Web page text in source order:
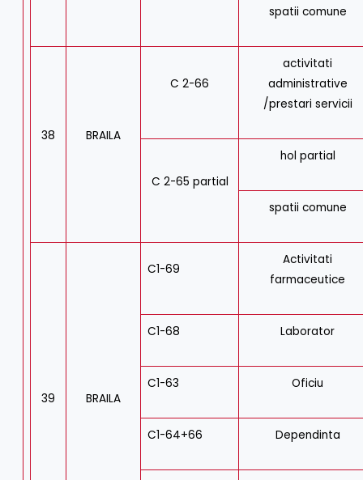
spatii comune
38 BRAILA
C 2-66
activitati
administrative
/prestari servicii
C 2-65 partial
hol partial
spatii comune
39 BRAILA
C1-69
Activitati
farmaceutice
C1-68 Laborator
C1-63 Oficiu
C1-64+66 Dependinta